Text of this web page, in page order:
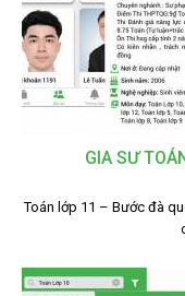
GIA SƯ
Toán lớp 11 – Bước đà